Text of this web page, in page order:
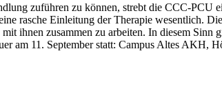
zuführen zu können, strebt die CCC-PCU
rasche Einleitung der Therapie wesentlich.
ihnen zusammen zu arbeiten. In diesem
am 11. September statt: Campus Altes